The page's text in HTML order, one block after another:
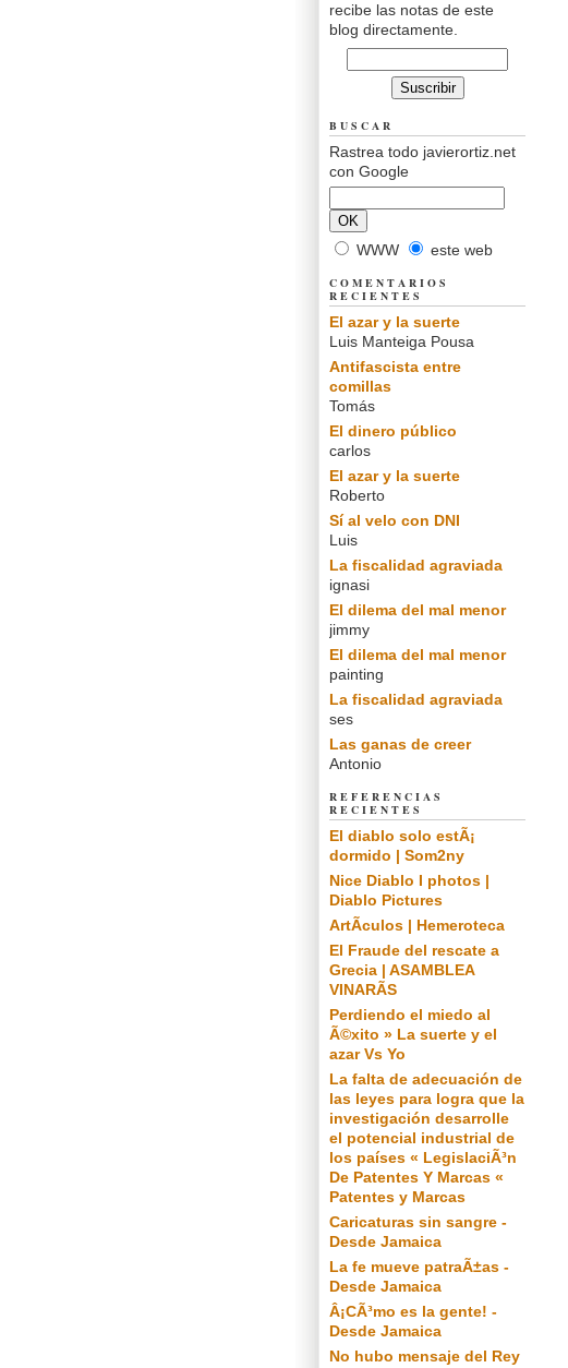
recibe las notas de este
blog directamente.
BUSCAR
Rastrea todo javierortiz.net
con Google
WWW este web
COMENTARIOS
RECIENTES
El azar y la suerte
Luis Manteiga Pousa
Antifascista entre
comillas
Tomás
El dinero público
carlos
El azar y la suerte
Roberto
Sí al velo con DNI
Luis
La fiscalidad agraviada
ignasi
El dilema del mal menor
jimmy
El dilema del mal menor
painting
La fiscalidad agraviada
ses
Las ganas de creer
Antonio
REFERENCIAS
RECIENTES
El diablo solo estÃ¡
dormido | Som2ny
Nice Diablo I photos |
Diablo Pictures
ArtÃ­culos | Hemeroteca
El Fraude del rescate a
Grecia | ASAMBLEA
VINARÃS
Perdiendo el miedo al
Ã©xito » La suerte y el
azar Vs Yo
La falta de adecuación de
las leyes para logra que la
investigación desarrolle
el potencial industrial de
los países « LegislaciÃ³n
De Patentes Y Marcas «
Patentes y Marcas
Caricaturas sin sangre -
Desde Jamaica
La fe mueve patraÃ±as -
Desde Jamaica
Â¡CÃ³mo es la gente! -
Desde Jamaica
No hubo mensaje del Rey